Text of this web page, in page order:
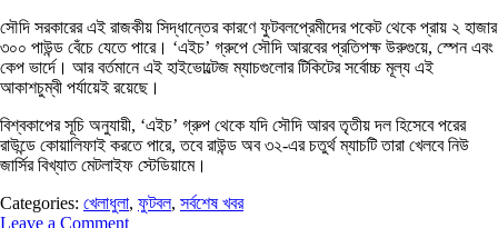
সৌদি সরকারের এই রাজকীয় সিদ্ধান্তের কারণে ফুটবলপ্রেমীদের পকেট থেকে প্রায় ২ হাজার
৩০০ পাউন্ড বেঁচে যেতে পারে। ‘এইচ’ গ্রুপে সৌদি আরবের প্রতিপক্ষ উরুগুয়ে, স্পেন এবং
কেপ ভার্দে। আর বর্তমানে এই হাইভোল্টেজ ম্যাচগুলোর টিকিটের সর্বোচ্চ মূল্য এই
আকাশচুম্বী পর্যায়েই রয়েছে।
বিশ্বকাপের সূচি অনুযায়ী, ‘এইচ’ গ্রুপ থেকে যদি সৌদি আরব তৃতীয় দল হিসেবে পরের
রাউন্ডে কোয়ালিফাই করতে পারে, তবে রাউন্ড অব ৩২-এর চতুর্থ ম্যাচটি তারা খেলবে নিউ
জার্সির বিখ্যাত মেটলাইফ স্টেডিয়ামে।
Categories: খেলাধুলা, ফুটবল, সর্বশেষ খবর
Leave a Comment